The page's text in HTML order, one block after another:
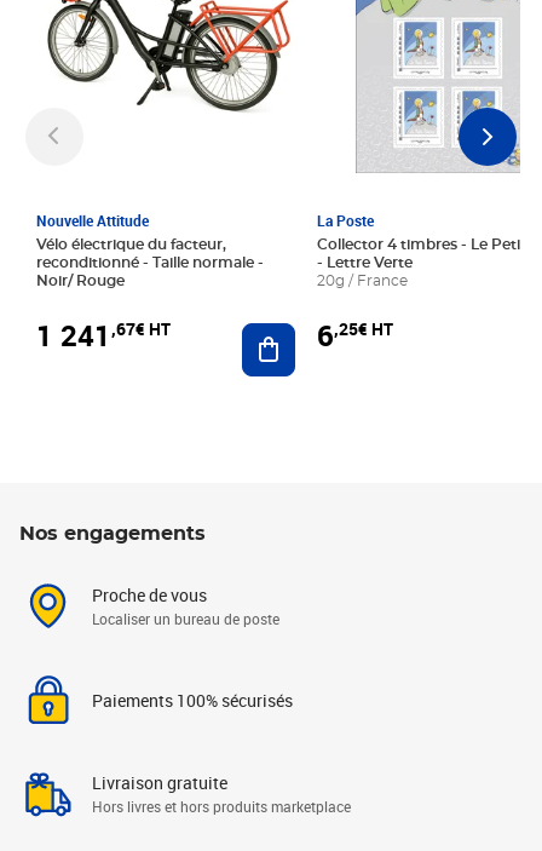
Nouvelle Attitude
Vélo électrique du facteur,
reconditionné - Taille normale -
Noir/ Rouge
1 241 ,67€ HT Ajouter au panier
La Poste
Collector 4 timbres - Le Petit
- Lettre Verte
20g / France
6,25€ HT
Nos engagements
Proche de vous
Localiser un bureau de poste
Paiements 100% sécurisés
Livraison gratuite
Hors livres et hors produits marketplace